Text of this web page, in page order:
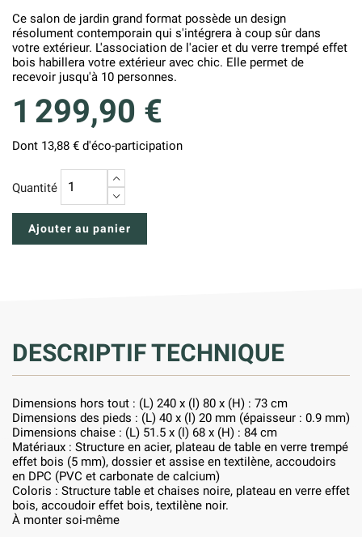
Ce salon de jardin grand format possède un design
résolument contemporain qui s'intégrera à coup sûr dans
votre extérieur. L'association de l'acier et du verre trempé effet
bois habillera votre extérieur avec chic. Elle permet de
recevoir jusqu'à 10 personnes.
1 299,90 €
Dont 13,88 € d'éco-participation
Quantité
+
−
Ajouter au panier
DESCRIPTIF TECHNIQUE
Dimensions hors tout : (L) 240 x (l) 80 x (H) : 73 cm
Dimensions des pieds : (L) 40 x (l) 20 mm (épaisseur : 0.9 mm)
Dimensions chaise : (L) 51.5 x (l) 68 x (H) : 84 cm
Matériaux : Structure en acier, plateau de table en verre trempé
effet bois (5 mm), dossier et assise en textilène, accoudoirs
en DPC (PVC et carbonate de calcium)
Coloris : Structure table et chaises noire, plateau en verre effet
bois, accoudoir effet bois, textilène noir.
À monter soi-même